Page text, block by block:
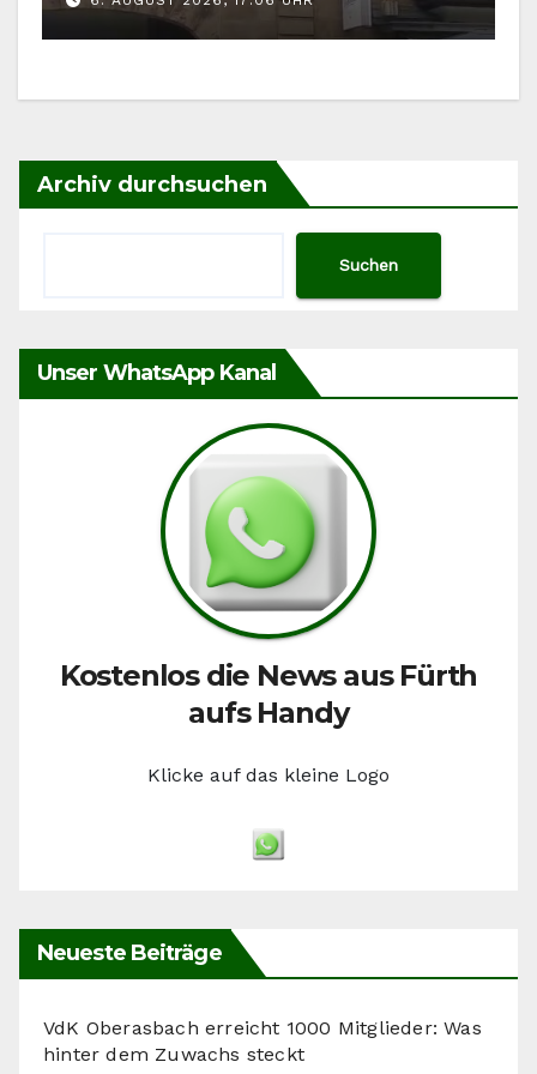
Archiv durchsuchen
Suchen
Unser WhatsApp Kanal
Kostenlos die News aus Fürth
aufs Handy
Klicke auf das kleine Logo
Neueste Beiträge
VdK Oberasbach erreicht 1000 Mitglieder: Was
hinter dem Zuwachs steckt